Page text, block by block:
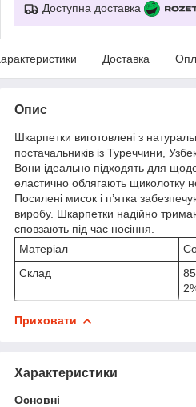
Доступна доставка
Доставка
Опис
Шкарпетки виготовлені з
постачальників із Туреччини,
Вони ідеально підходять для
еластично облягають щиколотку
Посилені мисок і п’ятка
виробу. Шкарпетки надійно
сповзають під час носіння.
Матеріал
Склад
Приховати
Характеристики
Основні